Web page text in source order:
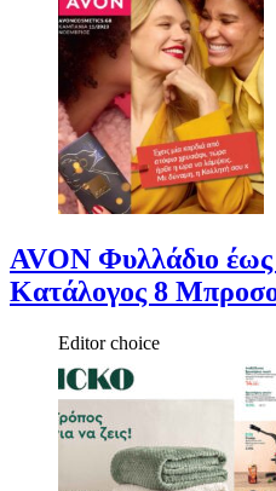
AVON Φυλλάδιο
Κατάλογος 8
Editor choice